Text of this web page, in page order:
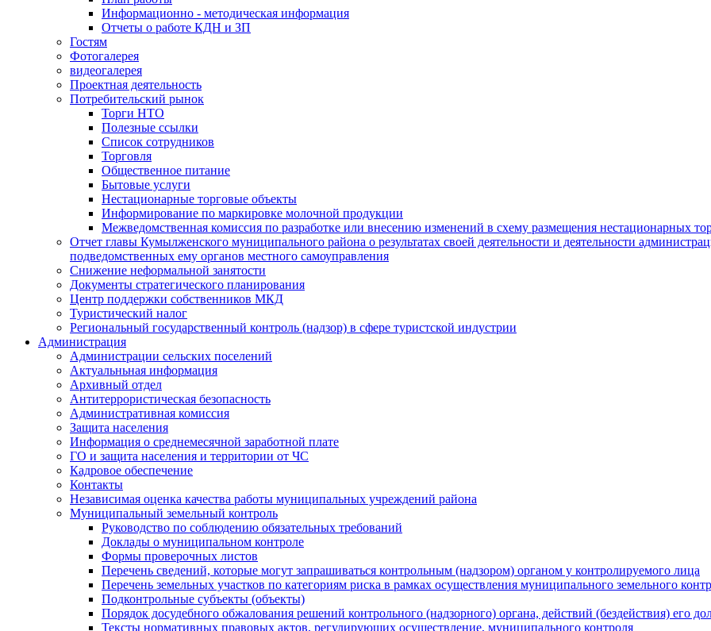
Информационно - методическая информация
Отчеты о работе КДН и ЗП
Гостям
Фотогалерея
видеогалерея
Проектная деятельность
Потребительский рынок
Торги НТО
Полезные ссылки
Список сотрудников
Торговля
Общественное питание
Бытовые услуги
Нестационарные торговые объекты
Информирование по маркировке молочной продукции
Межведомственная комиссия по разработке или внесению изменений в схему размещения нестационарных
Отчет главы Кумылженского муниципального района о результатах своей деятельности и деятельности
подведомственных ему органов местного самоуправления
Снижение неформальной занятости
Документы стратегического планирования
Центр поддержки собственников МКД
Туристический налог
Региональный государственный контроль (надзор) в сфере туристской индустрии
Администрация
Администрации сельских поселений
Актуальньная информация
Архивный отдел
Антитеррористическая безопасность
Административная комиссия
Защита населения
Информация о среднемесячной заработной плате
ГО и защита населения и территории от ЧС
Кадровое обеспечение
Контакты
Независимая оценка качества работы муниципальных учреждений района
Муниципальный земельный контроль
Руководство по соблюдению обязательных требований
Доклады о муниципальном контроле
Формы проверочных листов
Перечень сведений, которые могут запрашиваться контрольным (надзором) органом у контролируемого лица
Перечень земельных участков по категориям риска в рамках осуществления муниципального земельного
Подконтрольные субъекты (объекты)
Порядок досудебного обжалования решений контрольного (надзорного) органа, действий (бездействия) его
Тексты нормативных правовых актов, регулирующих осуществление, муниципального контроля